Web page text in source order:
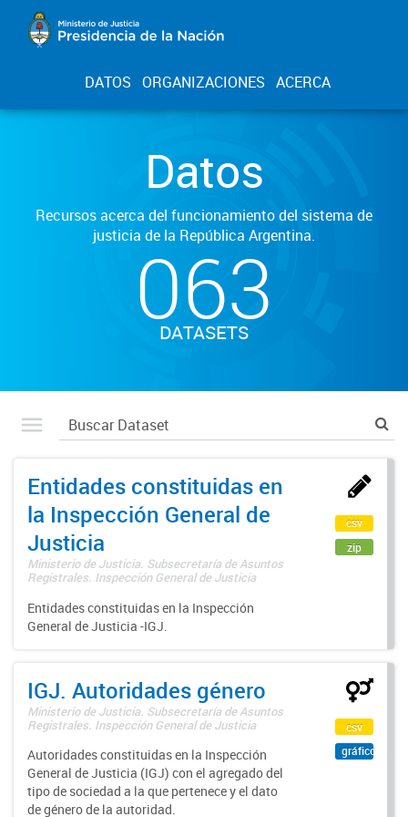
DATOS ORGANIZACIONES ACERCA
Datos
Recursos acerca del funcionamiento del sistema de
justicia de la República Argentina.
063
DATASETS
Entidades constituidas en
la Inspección General de
Justicia
Ministerio de Justicia. Subsecretaría de Asuntos
Registrales. Inspección General de Justicia
Entidades constituidas en la Inspección
General de Justicia -IGJ.
csv
zip
IGJ. Autoridades género
Ministerio de Justicia. Subsecretaría de Asuntos
Registrales. Inspección General de Justicia
Autoridades constituidas en la Inspección
General de Justicia (IGJ) con el agregado del
tipo de sociedad a la que pertenece y el dato
de género de la autoridad.
csv
gráfico